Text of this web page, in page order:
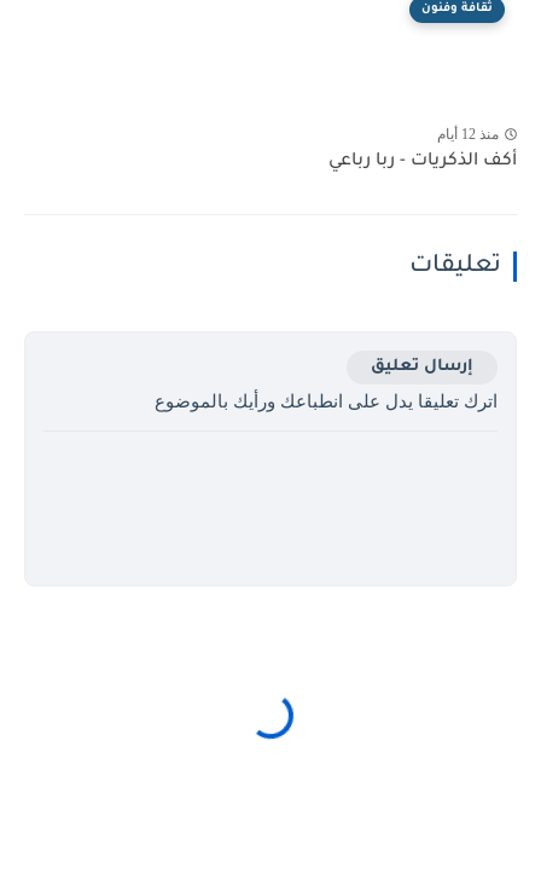
ثقافة وفنون
منذ 12 أيام
أكف الذكريات - ربا رباعي
تعليقات
إرسال تعليق
اترك تعليقا يدل على انطباعك ورأيك بالموضوع